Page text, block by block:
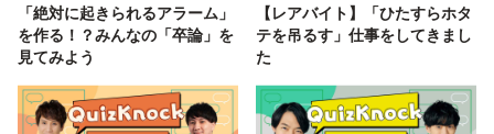
「絶対に起きられるアラーム」
を作る！？みんなの「卒論」を
見てみよう
【レアバイト】「ひたすらホタ
テを吊るす」仕事をしてきまし
た